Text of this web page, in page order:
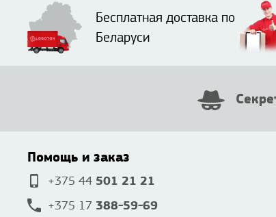
Бесплатная доставка по
Беларуси
Помощь и заказ
+375 44 501 21 21
+375 17 388-59-69